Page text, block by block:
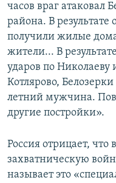
часов враг атаковал
района. В результате
получили жилые
жители... В
ударов по
Котлярово,
летний мужчина.
другие постройки».
Россия отрицает,
захватническую
называет это